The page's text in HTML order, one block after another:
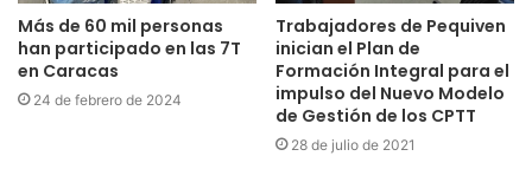
Más de 60 mil personas
han participado en las 7T
en Caracas
24 de febrero de 2024
Trabajadores de Pequiven
inician el Plan de
Formación Integral para el
impulso del Nuevo Modelo
de Gestión de los CPTT
28 de julio de 2021